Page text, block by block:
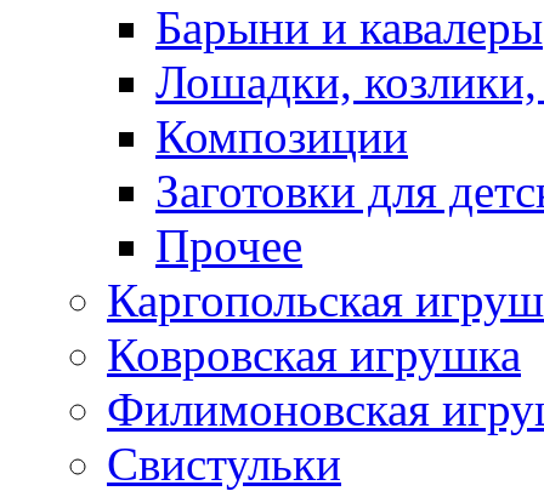
Барыни и кавалеры
Лошадки,
Композиции
Заготовки для
Прочее
Каргопольская
Ковровская игрушка
Филимоновская
Свистульки